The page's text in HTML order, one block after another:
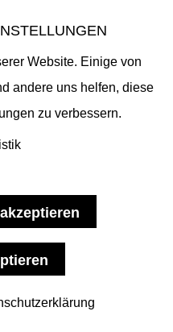
ein Wiedersehen mit
Studio. Seine... mehr
Website. Einige von
andere uns helfen, diese
zu verbessern.